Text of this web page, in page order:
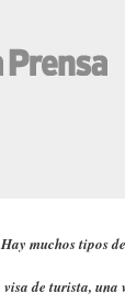
Hay muchos tipos
de turista, una